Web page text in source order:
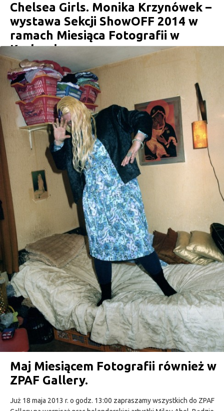
Chelsea Girls. Monika Krzynówek –
wystawa Sekcji ShowOFF 2014 w
ramach Miesiąca Fotografii w
Krakowie
17 maja o 19.30 zapraszamy zapraszamy na wernisaż wystawy
Chelsea Girls. Moniki Krzynówek. Wystawa Sekcji ShowOFF 2014
jest częścią Miesiąca Fotografii w Krakowie. wystawa czynna od
czwartku do niedzieli od 11:00-18:00 Chelsea Girls. Monika
Krzynówek Tytuł serii Moniki Krzynówek nawiązuje do
eksperymentalnego filmu z 1966 roku, Chelsea Girls. Skojarzenie
fotografowanych papużek i rejestrowanych przez Andy’ego…
CONTINUE READING
zpafiska • 5 maja 2014
Maj Miesiącem Fotografii również w
ZPAF Gallery.
Już 18 maja 2013 r. o godz. 13:00 zapraszamy wszystkich do ZPAF